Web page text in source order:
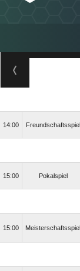
14:00 Freundschaftsspiel
15:00 Pokalspiel
15:00 Meisterschaftsspiel